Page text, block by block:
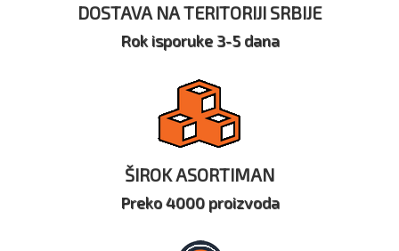
DOSTAVA NA TERITORIJI SRBIJE
Rok isporuke 3-5 dana
ŠIROK ASORTIMAN
Preko 4000 proizvoda